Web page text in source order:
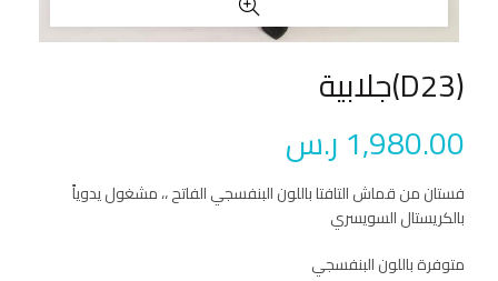
(D23)جلابية
1,980.00ر.س
فستان من قماش التافتا باللون البنفسجي الفاتح ،، مشغول يدوياً
بالكريستال السويسري
متوفرة باللون البنفسجي